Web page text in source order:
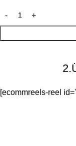
[ecommreels-reel